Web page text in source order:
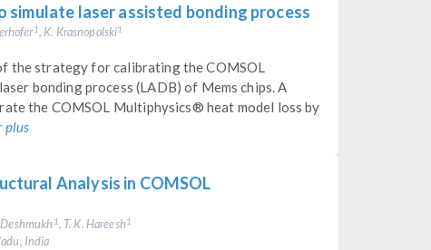
laser assisted bonding process
1, K. Krasnopolski1
the strategy for calibrating the COMSOL
bonding process (LADB) of Mems chips. A
the COMSOL Multiphysics® heat model loss by
plus
Analysis in COMSOL
1, T. K. Hareesh1
India